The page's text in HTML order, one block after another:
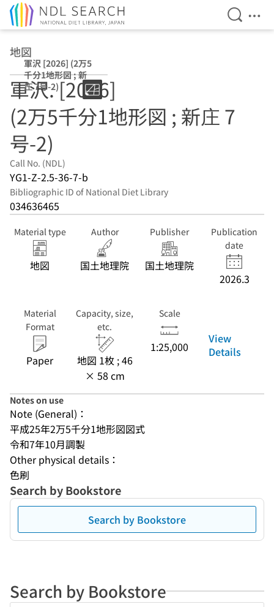
Open
地図
軍沢 [2026] (2万5
千分1地形図 ; 新
庄 7号-2)
軍沢. [2026]
(2万5千分1地形図 ; 新庄 7
号-2)
Call No. (NDL)
YG1-Z-2.5-36-7-b
Bibliographic ID of National Diet Library
034636465
Material type
地図
Author
国土地理院
Publisher
国土地理院
Publication
date
2026.3
Material
Format
Paper
Capacity, size,
etc.
地図 1枚 ; 46
× 58 cm
Scale
1:25,000
View
Details
Notes on use
Note (General)：
平成25年2万5千分1地形図図式
令和7年10月調製
Other physical details：
色刷
Search by Bookstore
Search by Bookstore
Search by Bookstore